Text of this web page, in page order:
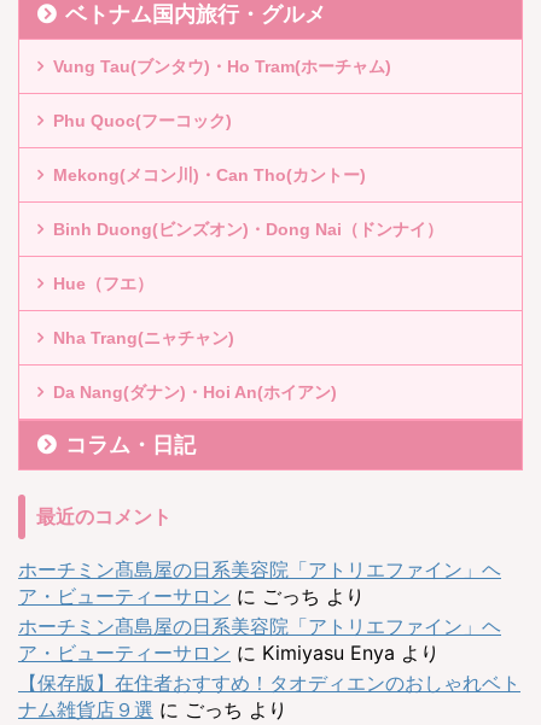
ベトナム国内旅行・グルメ
Vung Tau(ブンタウ)・Ho Tram(ホーチャム)
Phu Quoc(フーコック)
Mekong(メコン川)・Can Tho(カントー)
Binh Duong(ビンズオン)・Dong Nai（ドンナイ）
Hue（フエ）
Nha Trang(ニャチャン)
Da Nang(ダナン)・Hoi An(ホイアン)
コラム・日記
最近のコメント
ホーチミン髙島屋の日系美容院「アトリエファイン」ヘ
ア・ビューティーサロン に ごっち より
ホーチミン髙島屋の日系美容院「アトリエファイン」ヘ
ア・ビューティーサロン に Kimiyasu Enya より
【保存版】在住者おすすめ！タオディエンのおしゃれベト
ナム雑貨店９選 に ごっち より